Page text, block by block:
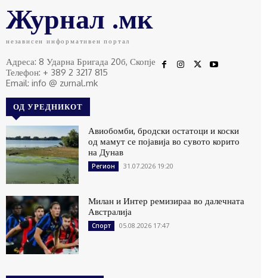
Журнал .мк
независен информативен портал
Адреса: 8 Ударна Бригада 20б, Скопје
Телефон: + 389 2 3217 815
Email: info @ zurnal.mk
ОД УРЕДНИКОТ
Авиобомби, бродски остатоци и коски
од мамут се појавија во сувото корито
на Дунав
Регион 31.07.2026 19:20
Милан и Интер ремизираа во далечната
Австралија
Спорт 05.08.2026 17:47